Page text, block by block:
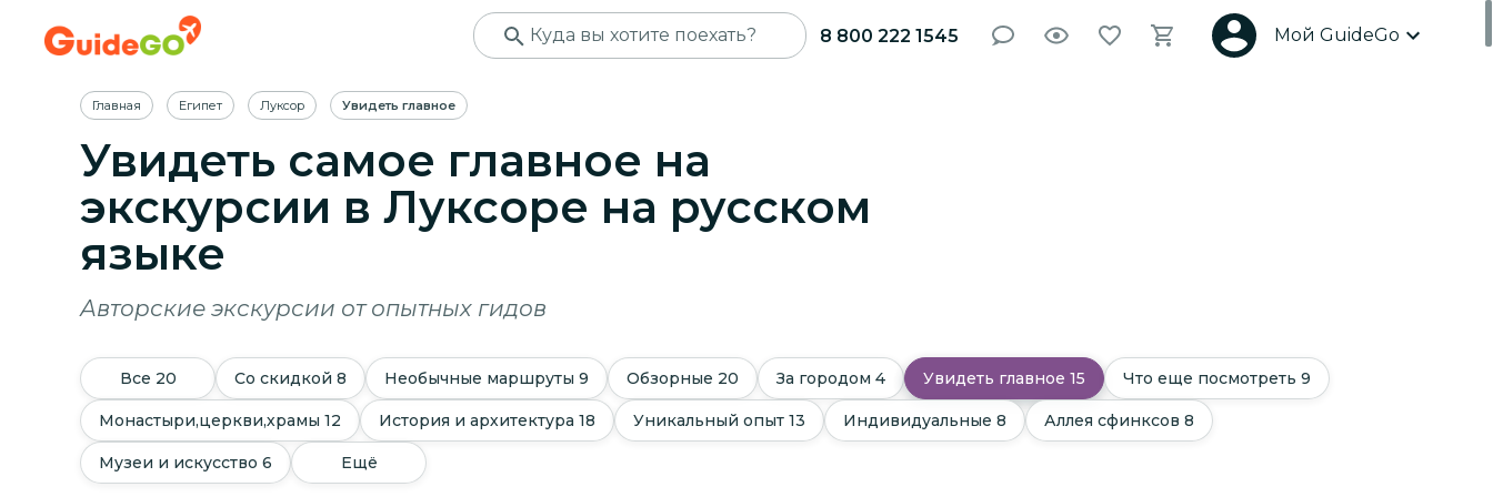
8 800 222 1545 Мой GuideGo
Главная Египет Луксор Увидеть главное
Увидеть самое главное на
экскурсии в Луксоре на русском
языке
Авторские экскурсии от опытных гидов
Все 20 Со скидкой 8 Необычные маршруты 9 Обзорные 20 За городом 4 Увидеть главное 15 Что еще посмотреть 9
Монастыри,церкви,храмы 12 История и архитектура 18 Уникальный опыт 13 Индивидуальные 8 Аллея сфинксов 8
Музеи и искусство 6 Ещё